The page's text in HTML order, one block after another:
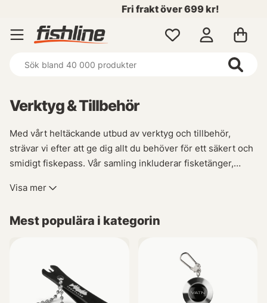
Fri frakt över 699 kr!
Verktyg & Tillbehör
Med vårt heltäckande utbud av verktyg och tillbehör,
strävar vi efter att ge dig allt du behöver för ett säkert och
smidigt fiskepass. Vår samling inkluderar fisketänger,
allt som krävs för att hantera både fisken och dina redskap
fisken du jagar välbefinnande under hela upplevelsen.
Visa mer
Mest populära i kategorin